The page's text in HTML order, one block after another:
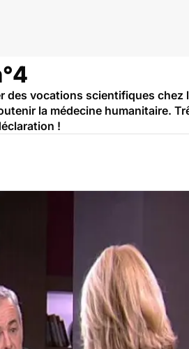
vocations scientifiques
la médecine humanitaire.
!